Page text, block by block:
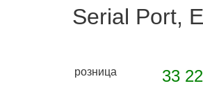
Serial Port,
розница 33